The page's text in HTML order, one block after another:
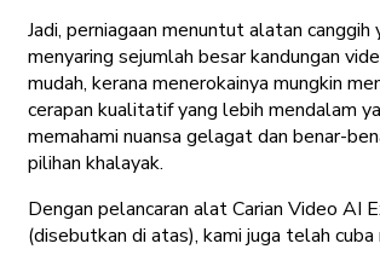
Jadi, perniagaan menuntut alatan canggih
menyaring sejumlah besar kandungan
mudah, kerana menerokainya mungkin
cerapan kualitatif yang lebih mendalam
memahami nuansa gelagat dan benar-
pilihan khalayak.
Dengan pelancaran alat Carian Video AI
(disebutkan di atas), kami juga telah